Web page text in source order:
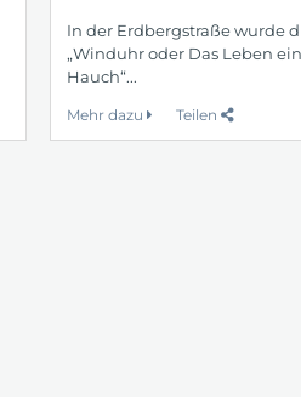
In der Erdbergstraße wurde
„Winduhr oder Das Leben ein
Hauch“...
Mehr dazu Teilen